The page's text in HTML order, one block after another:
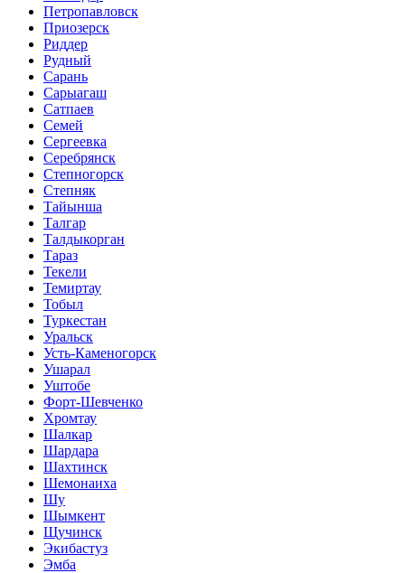
Петропавловск
Приозерск
Риддер
Рудный
Сарань
Сарыагаш
Сатпаев
Семей
Сергеевка
Серебрянск
Степногорск
Степняк
Тайынша
Талгар
Талдыкорган
Тараз
Текели
Темиртау
Тобыл
Туркестан
Уральск
Усть-Каменогорск
Ушарал
Уштобе
Форт-Шевченко
Хромтау
Шалкар
Шардара
Шахтинск
Шемонаиха
Шу
Шымкент
Щучинск
Экибастуз
Эмба